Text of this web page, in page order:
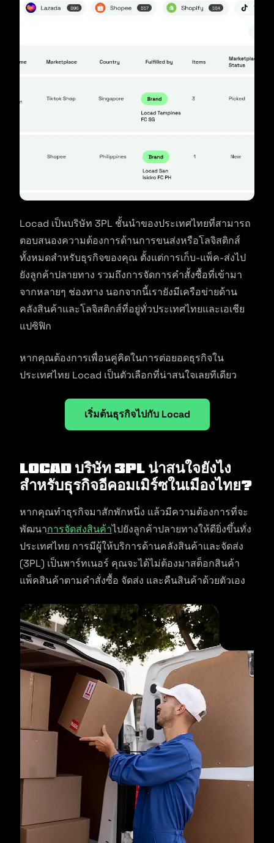
Locad เป็นบริษัท 3PL ชั้นนำของประเทศไทยที่สามารถ
ตอบสนองความต้องการด้านการขนส่งหรือโลจิสติกส์
ทั้งหมดสำหรับธุรกิจของคุณ ตั้งแต่การเก็บ-แพ็ค-ส่งไป
ยังลูกค้าปลายทาง รวมถึงการจัดการคำสั้งซื้อที่เข้ามา
จากหลายๆ ช่องทาง นอกจากนี้เรายังมีเครือข่ายด้าน
คลังสินค้าและโลจิสติกส์ที่อยู่ทั่วประเทศไทยและเอเชีย
แปซิฟิก
หากคุณต้องการเพื่อนคู่คิดในการต่อยอดธุรกิจใน
ประเทศไทย Locad เป็นตัวเลือกที่น่าสนใจเลยทีเดียว
เริ่มต้นธุรกิจไปกับ Locad
Locad บริษัท 3PL น่าสนใจยังไง
สำหรับธุรกิจอีคอมเมิร์ซในเมืองไทย?
หากคุณทำธุรกิจมาสักพักหนึ่ง แล้วมีความต้องการที่จะ
พัฒนาการจัดส่งสินค้าไปยังลูกค้าปลายทางให้ดียิ่งขึ้นทั่ง
ประเทศไทย การมีผู้ให้บริการด้านคลังสินค้าและจัดส่ง
(3PL) เป็นพาร์ทเนอร์ คุณจะได้ไม่ต้องมาสต็อกสินค้า
แพ็คสินค้าตามคำสั่งซื้อ จัดส่ง และคืนสินค้าด้วยตัวเอง